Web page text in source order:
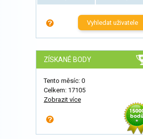
Vyhledat uživatele
ZÍSKANÉ BODY
Tento měsíc: 0
Celkem: 17105
Zobrazit více